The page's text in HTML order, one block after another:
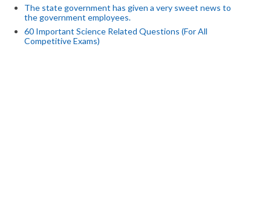
The state government has given a very sweet news to
the government employees.
60 Important Science Related Questions (For All
Competitive Exams)